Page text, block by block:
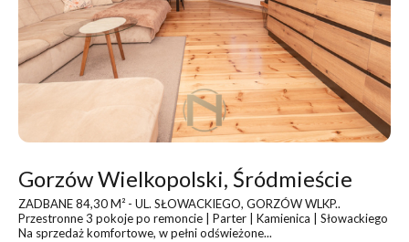
Gorzów Wielkopolski, Śródmieście
ZADBANE 84,30 M² - UL. SŁOWACKIEGO, GORZÓW WLKP..
Przestronne 3 pokoje po remoncie | Parter | Kamienica | Słowackiego
Na sprzedaż komfortowe, w pełni odświeżone...